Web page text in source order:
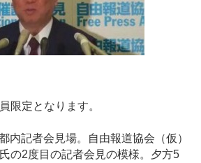
限定となります。
記者会見場。自由報道協会（仮）
の2度目の記者会見の模様。夕方5